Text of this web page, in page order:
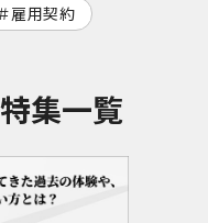
雇用契約
集一覧